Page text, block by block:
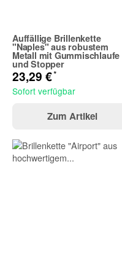
Auffällige Brillenkette
"Naples" aus robustem
Metall mit Gummischlaufe
und Stopper
23,29 €*
Sofort verfügbar
Zum Artikel